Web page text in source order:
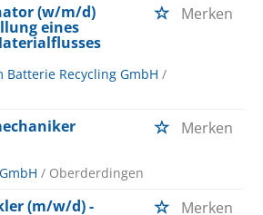
(w/m/d)
eines
Merken
Batterie Recycling GmbH /
Merken
/ Oberderdingen
(m/w/d) - Merken